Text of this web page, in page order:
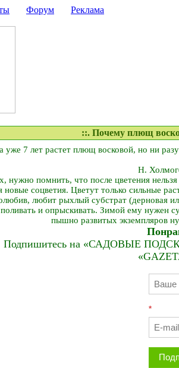
Форум
Реклама
::. Почему плющ
7 лет растет плющ восковой, но ни
Н.
нужно помнить, что после цветения
новые соцветия. Цветут только сильные
любит рыхлый субстрат (дерновая
и опрыскивать. Зимой ему нужен
пышно развитых экземпляров
Подпишитесь на «САДОВЫЕ
*